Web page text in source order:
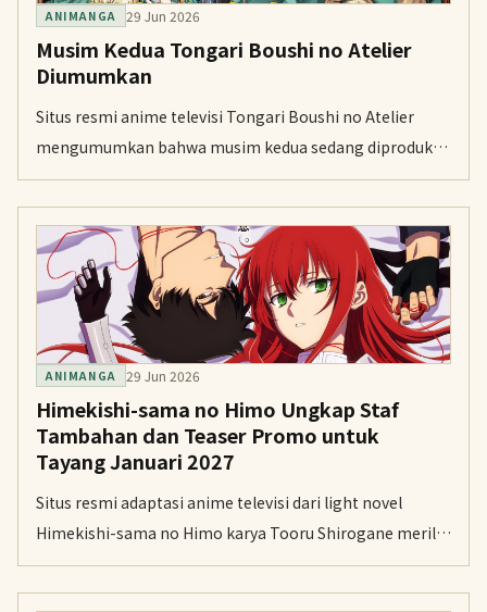
ANIMANGA 29 Jun 2026
Musim Kedua Tongari Boushi no Atelier
Diumumkan
Situs resmi anime televisi Tongari Boushi no Atelier
mengumumkan bahwa musim kedua sedang diproduksi.
Musim pertama tayang perdana dengan dua episode di
Tokyo MX dan BS11 pada 6 April.
ANIMANGA 29 Jun 2026
Himekishi-sama no Himo Ungkap Staf
Tambahan dan Teaser Promo untuk
Tayang Januari 2027
Situs resmi adaptasi anime televisi dari light novel
Himekishi-sama no Himo karya Tooru Shirogane merilis
staf tambahan, visual teaser, dan video promosi teaser
pada Senin. Serial ini dijadwalkan tayang perdana pada